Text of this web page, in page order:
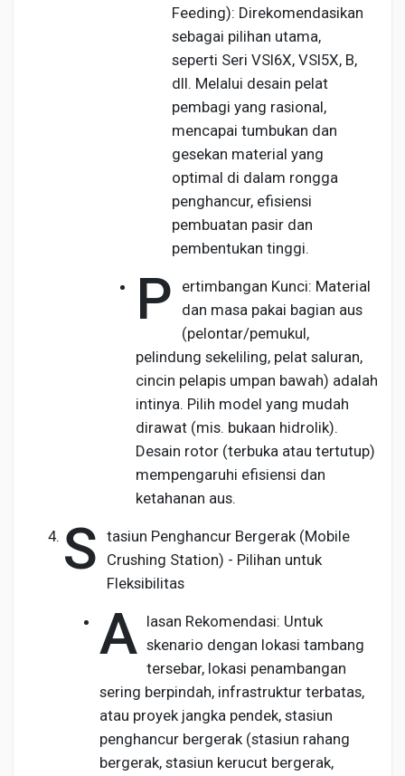
Feeding): Direkomendasikan
sebagai pilihan utama,
seperti Seri VSI6X, VSI5X, B,
dll. Melalui desain pelat
pembagi yang rasional,
mencapai tumbukan dan
gesekan material yang
optimal di dalam rongga
penghancur, efisiensi
pembuatan pasir dan
pembentukan tinggi.
P
ertimbangan Kunci: Material
dan masa pakai bagian aus
(pelontar/pemukul,
pelindung sekeliling, pelat saluran,
cincin pelapis umpan bawah) adalah
intinya. Pilih model yang mudah
dirawat (mis. bukaan hidrolik).
Desain rotor (terbuka atau tertutup)
mempengaruhi efisiensi dan
ketahanan aus.
S tasiun Penghancur Bergerak (Mobile
Crushing Station) - Pilihan untuk
Fleksibilitas
A lasan Rekomendasi: Untuk
skenario dengan lokasi tambang
tersebar, lokasi penambangan
sering berpindah, infrastruktur terbatas,
atau proyek jangka pendek, stasiun
penghancur bergerak (stasiun rahang
bergerak, stasiun kerucut bergerak,